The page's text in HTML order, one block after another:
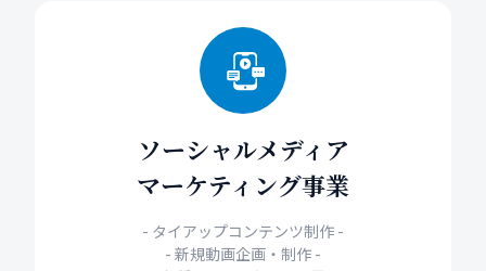
ソーシャルメディア
マーケティング事業
- タイアップコンテンツ制作 -
- 新規動画企画・制作 -